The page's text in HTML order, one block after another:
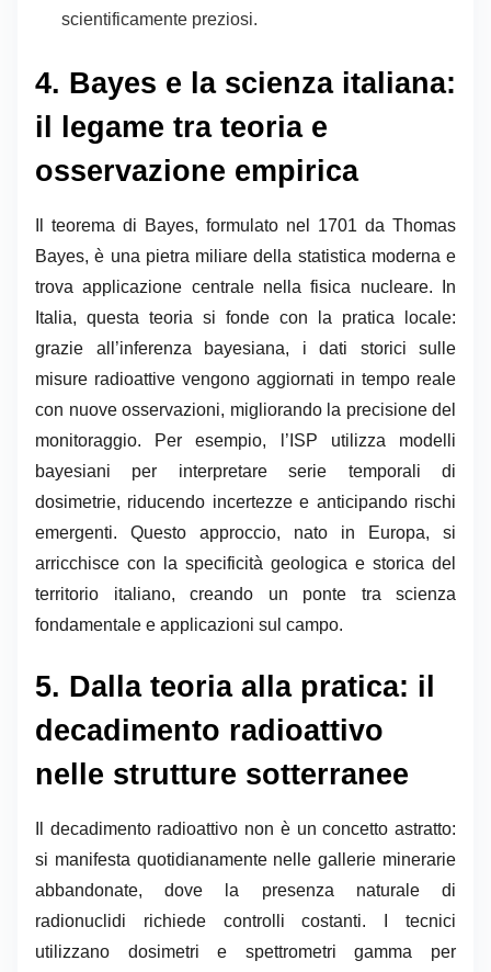
scientificamente preziosi.
4. Bayes e la scienza italiana:
il legame tra teoria e
osservazione empirica
Il teorema di Bayes, formulato nel 1701 da Thomas
Bayes, è una pietra miliare della statistica moderna e
trova applicazione centrale nella fisica nucleare. In
Italia, questa teoria si fonde con la pratica locale:
grazie all’inferenza bayesiana, i dati storici sulle
misure radioattive vengono aggiornati in tempo reale
con nuove osservazioni, migliorando la precisione del
monitoraggio. Per esempio, l’ISP utilizza modelli
bayesiani per interpretare serie temporali di
dosimetrie, riducendo incertezze e anticipando rischi
emergenti. Questo approccio, nato in Europa, si
arricchisce con la specificità geologica e storica del
territorio italiano, creando un ponte tra scienza
fondamentale e applicazioni sul campo.
5. Dalla teoria alla pratica: il
decadimento radioattivo
nelle strutture sotterranee
Il decadimento radioattivo non è un concetto astratto:
si manifesta quotidianamente nelle gallerie minerarie
abbandonate, dove la presenza naturale di
radionuclidi richiede controlli costanti. I tecnici
utilizzano dosimetri e spettrometri gamma per